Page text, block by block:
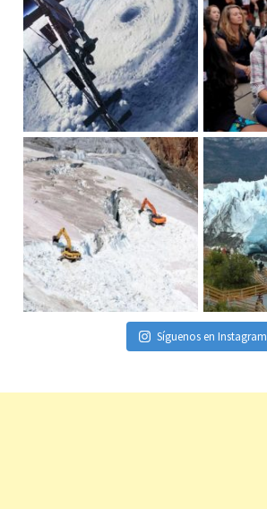
Síguenos en Instagram